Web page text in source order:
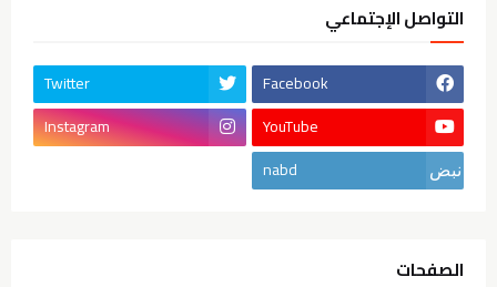
التواصل الإجتماعي
Facebook
Twitter
YouTube
Instagram
nabd
الصفحات